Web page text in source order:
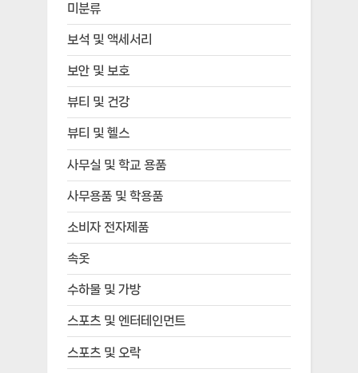
미분류
보석 및 액세서리
보안 및 보호
뷰티 및 건강
뷰티 및 헬스
사무실 및 학교 용품
사무용품 및 학용품
소비자 전자제품
속옷
수하물 및 가방
스포츠 및 엔터테인먼트
스포츠 및 오락